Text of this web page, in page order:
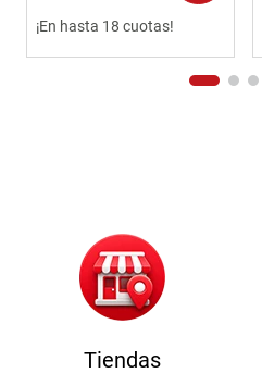
¡En hasta 18 cuotas!
Tiendas